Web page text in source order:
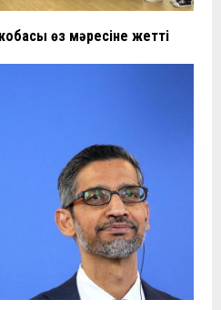
өз мәресіне жетті